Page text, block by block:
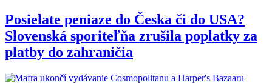
Posielate peniaze do Česka či do USA?
Slovenská sporiteľňa zrušila poplatky za
platby do zahraničia